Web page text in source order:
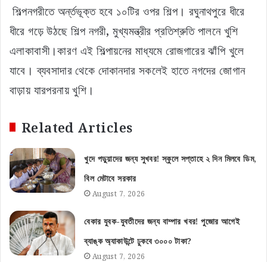
শিল্পনগরীতে অর্ন্তভূক্ত হবে ১০টির ওপর শিল্প। রঘুনাথপুরে ধীরে
ধীরে গড়ে উঠছে শিল্প নগরী, মুখ্যমন্ত্রীর প্রতিশ্রুতি পালনে খুশি
এলাকাবাসী।কারণ এই শিল্পায়নের মাধ্যমে রোজগারের ঝাঁপি খুলে
যাবে। ব্যবসাদার থেকে দোকানদার সকলেই হাতে নগদের জোগান
বাড়ায় যারপরনায় খুশি।
Related Articles
খুদে পড়ুয়াদের জন্য সুখবর! স্কুলে সপ্তাহে ২ দিন মিলবে ডিম,
বিল মেটাবে সরকার
August 7, 2026
বেকার যুবক-যুবতীদের জন্য বাম্পার খবর! পুজোর আগেই
ব্যাঙ্ক অ্যাকাউন্টে ঢুকবে ৩০০০ টাকা?
August 7, 2026